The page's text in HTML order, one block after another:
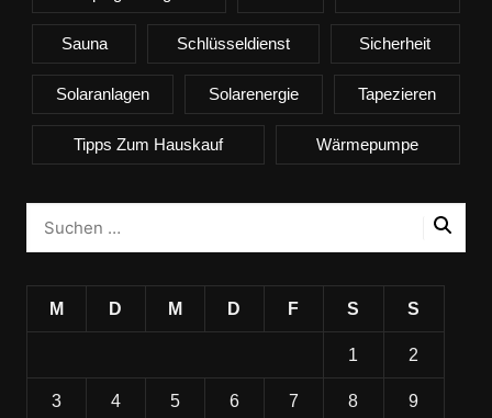
Sauna Schlüsseldienst Sicherheit
Solaranlagen Solarenergie Tapezieren
Tipps Zum Hauskauf Wärmepumpe
M D M D F S S
1 2
3 4 5 6 7 8 9